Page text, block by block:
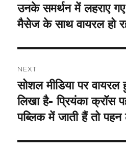
post:
उनके समर्थन में लहराए
मैसेज के साथ वायरल हो
NEXT
Next
post:
सोशल मीडिया पर
लिखा है- प्रियंका क्रॉस
पब्लिक में जाती हैं तो पहन